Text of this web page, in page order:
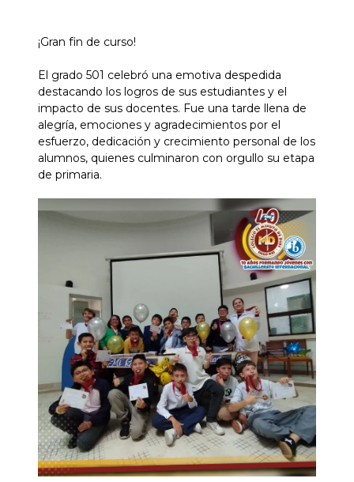
¡Gran fin de curso!
El grado 501 celebró una emotiva despedida
destacando los logros de sus estudiantes y el
impacto de sus docentes. Fue una tarde llena de
alegría, emociones y agradecimientos por el
esfuerzo, dedicación y crecimiento personal de los
alumnos, quienes culminaron con orgullo su etapa
de primaria.